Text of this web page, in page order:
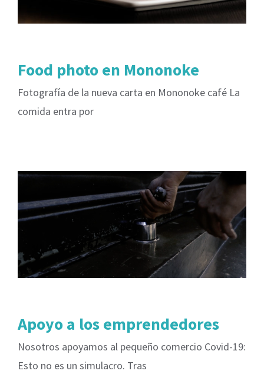
Food photo en Mononoke
Fotografía de la nueva carta en Mononoke café La
comida entra por
Apoyo a los emprendedores
Nosotros apoyamos al pequeño comercio Covid-19:
Esto no es un simulacro. Tras